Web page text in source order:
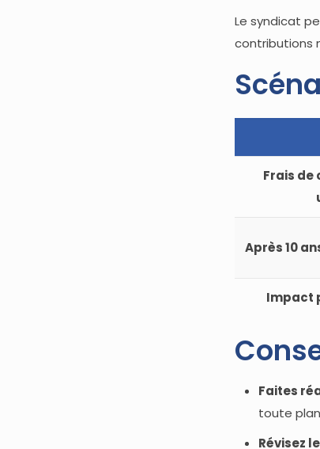
Le syndicat
contributions
Frais de
Après 10
Impact
Faites
toute
Révisez le